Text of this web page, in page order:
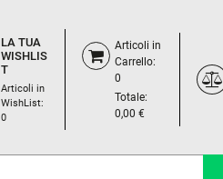
LA TUA
WISHLIS
T
Articoli in
WishList:
0
Articoli in
Carrello:
0
Totale:
0,00 €